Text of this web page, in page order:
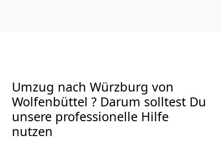
Umzug nach Würzburg von
Wolfenbüttel ? Darum solltest Du
unsere professionelle Hilfe
nutzen